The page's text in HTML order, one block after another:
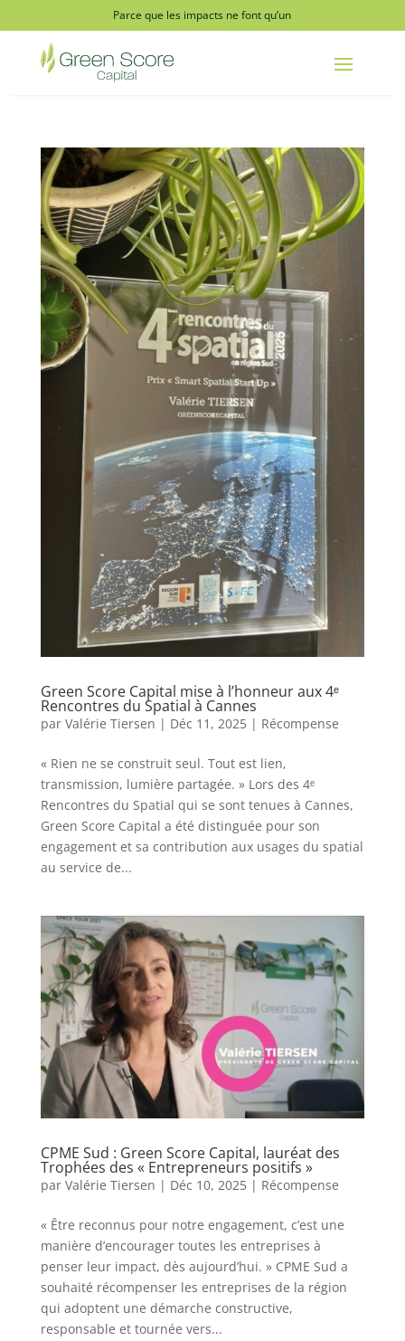
Parce que les impacts ne font qu’un
Green Score Capital mise à l’honneur aux 4ᵉ
Rencontres du Spatial à Cannes
par Valérie Tiersen | Déc 11, 2025| Récompense
« Rien ne se construit seul. Tout est lien,
transmission, lumière partagée. » Lors des 4ᵉ
Rencontres du Spatial qui se sont tenues à Cannes,
Green Score Capital a été distinguée pour son
engagement et sa contribution aux usages du spatial
au service de...
CPME Sud : Green Score Capital, lauréat des
Trophées des « Entrepreneurs positifs »
par Valérie Tiersen | Déc 10, 2025| Récompense
« Être reconnus pour notre engagement, c’est une
manière d’encourager toutes les entreprises à
penser leur impact, dès aujourd’hui. » CPME Sud a
souhaité récompenser les entreprises de la région
qui adoptent une démarche constructive,
responsable et tournée vers...